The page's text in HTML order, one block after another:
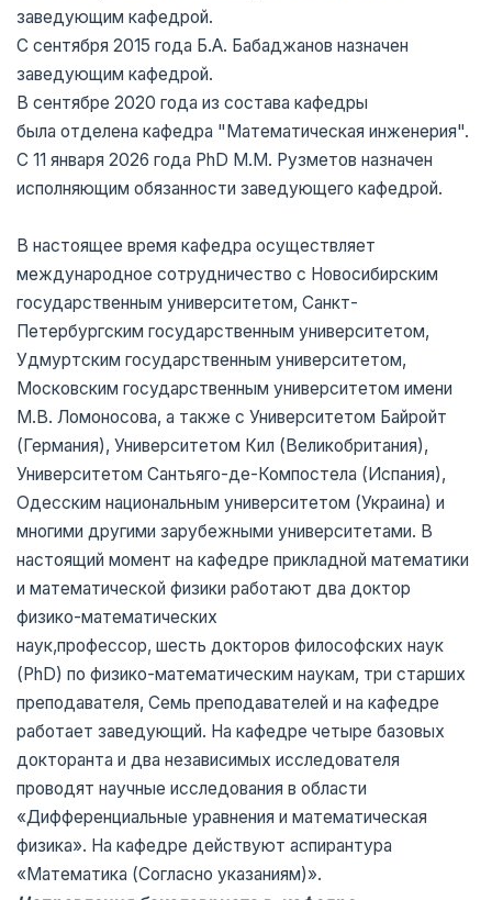
заведующим кафедрой.
С сентября 2015 года Б.А. Бабаджанов назначен
заведующим кафедрой.
В сентябре 2020 года из состава кафедры
была отделена кафедра "Математическая инженерия".
С 11 января 2026 года PhD М.М. Рузметов назначен
исполняющим обязанности заведующего кафедрой.
В настоящее время кафедра осуществляет
международное сотрудничество с Новосибирским
государственным университетом, Санкт-
Петербургским государственным университетом,
Удмуртским государственным университетом,
Московским государственным университетом имени
М.В. Ломоносова, а также с Университетом Байройт
(Германия), Университетом Кил (Великобритания),
Университетом Сантьяго-де-Компостела (Испания),
Одесским национальным университетом (Украина) и
многими другими зарубежными университетами. В
настоящий момент на кафедре прикладной математики
и математической физики работают два доктор
физико-математических
наук,профессор, шесть докторов философских наук
(PhD) по физико-математическим наукам, три старших
преподавателя, Семь преподавателей и на кафедре
работает заведующий. На кафедре четыре базовых
докторанта и два независимых исследователя
проводят научные исследования в области
«Дифференциальные уравнения и математическая
физика». На кафедре действуют аспирантура
«Математика (Согласно указаниям)».